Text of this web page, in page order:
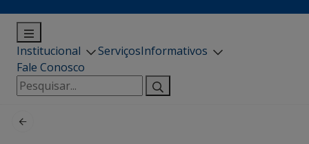
Institucional ServiçosInformativos
Fale Conosco
Pesquisar
por: